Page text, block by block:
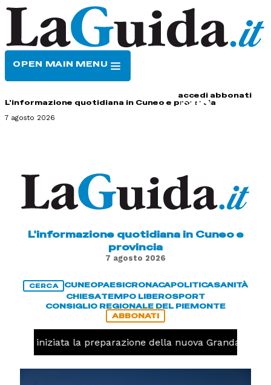
OPEN MAIN MENU
accedi abbonati
L'informazione quotidiana in Cuneo e provincia
7 agosto 2026
L'informazione quotidiana in Cuneo e
provincia
7 agosto 2026
CERCA CUNEOPAESICRONACAPOLITICASANITÀ
CHIESATEMPO LIBEROSPORT
CONSIGLIO REGIONALE DEL PIEMONTE
ABBONATI
iniziata la preparazione della nuova Granda Volley